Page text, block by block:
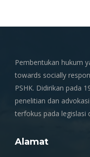
Pembentukan hukum
towards socially
PSHK. Didirikan pada
penelitian dan
terfokus pada legislasi
Alamat